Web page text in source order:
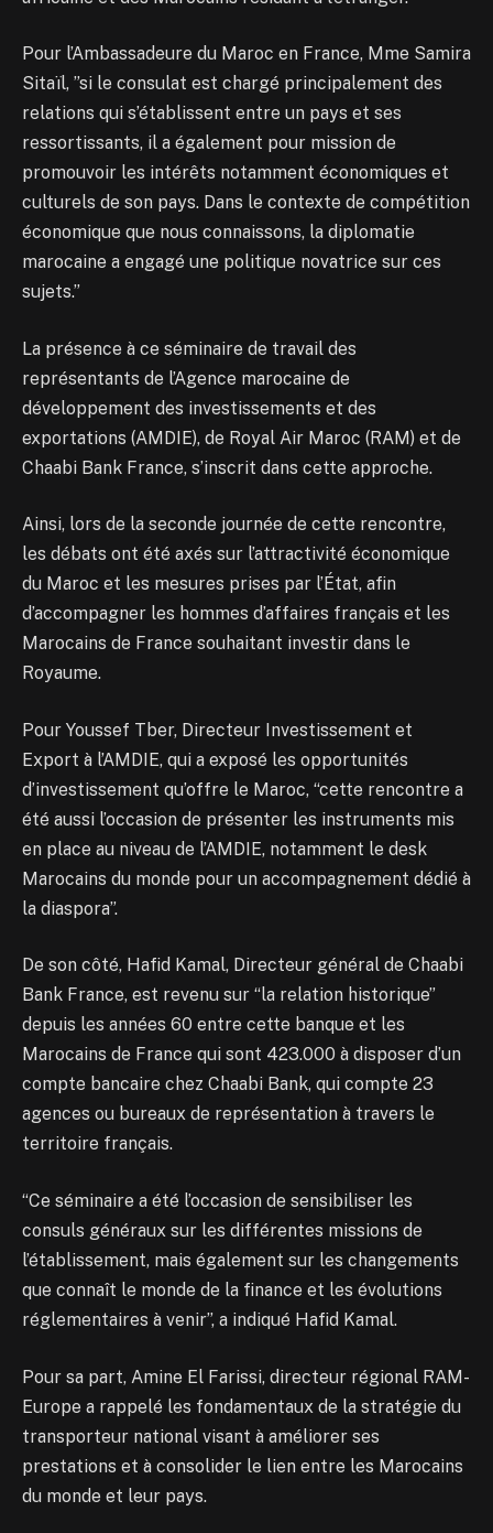
Pour l’Ambassadeure du Maroc en France, Mme Samira
Sitaïl, ”si le consulat est chargé principalement des
relations qui s’établissent entre un pays et ses
ressortissants, il a également pour mission de
promouvoir les intérêts notamment économiques et
culturels de son pays. Dans le contexte de compétition
économique que nous connaissons, la diplomatie
marocaine a engagé une politique novatrice sur ces
sujets.”
La présence à ce séminaire de travail des
représentants de l’Agence marocaine de
développement des investissements et des
exportations (AMDIE), de Royal Air Maroc (RAM) et de
Chaabi Bank France, s’inscrit dans cette approche.
Ainsi, lors de la seconde journée de cette rencontre,
les débats ont été axés sur l’attractivité économique
du Maroc et les mesures prises par l’État, afin
d’accompagner les hommes d’affaires français et les
Marocains de France souhaitant investir dans le
Royaume.
Pour Youssef Tber, Directeur Investissement et
Export à l’AMDIE, qui a exposé les opportunités
d’investissement qu’offre le Maroc, “cette rencontre a
été aussi l’occasion de présenter les instruments mis
en place au niveau de l’AMDIE, notamment le desk
Marocains du monde pour un accompagnement dédié à
la diaspora”.
De son côté, Hafid Kamal, Directeur général de Chaabi
Bank France, est revenu sur “la relation historique”
depuis les années 60 entre cette banque et les
Marocains de France qui sont 423.000 à disposer d’un
compte bancaire chez Chaabi Bank, qui compte 23
agences ou bureaux de représentation à travers le
territoire français.
“Ce séminaire a été l’occasion de sensibiliser les
consuls généraux sur les différentes missions de
l’établissement, mais également sur les changements
que connaît le monde de la finance et les évolutions
réglementaires à venir”, a indiqué Hafid Kamal.
Pour sa part, Amine El Farissi, directeur régional RAM-
Europe a rappelé les fondamentaux de la stratégie du
transporteur national visant à améliorer ses
prestations et à consolider le lien entre les Marocains
du monde et leur pays.